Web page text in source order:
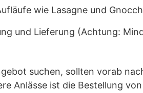
wie Lasagne und
und Lieferung (Achtung:
suchen, sollten vorab
Anlässe ist die Bestellung